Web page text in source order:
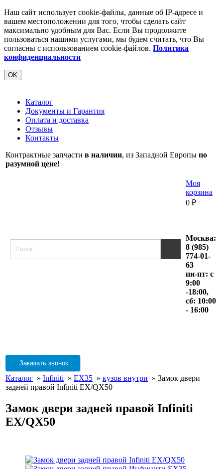
Наш сайт использует cookie-файлы, данные об IP-адресе и
вашем местоположении для того, чтобы сделать сайт
максимально удобным для Вас. Если Вы продолжите
пользоваться нашими услугами, мы будем считать, что Вы
согласны с использованием cookie-файлов. Политика
конфиденциальности
OK
Каталог
Документы и Гарантия
Оплата и доставка
Отзывы
Контакты
Контрактные запчасти в наличии, из Западной Европы по
разумной цене!
Моя
корзина
0 ₽
Москва:
8 (985)
774-01-
63
пн-пт: с
9:00
-18:00,
сб: 10:00
- 16:00
Заказать звонок
Каталог » Infiniti » EX35 » кузов внутри » Замок двери
задней правой Infiniti EX/QX50
Замок двери задней правой Infiniti
EX/QX50